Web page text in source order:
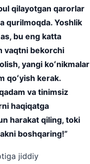
qilayotgan qarorlar
qurilmoqda. Yoshlik
bu eng katta
vaqtni bekorchi
yangi koʻnikmalar
qoʻyish kerak.
va tinimsiz
haqiqatga
harakat qiling, toki
boshqaring!”
jiddiy